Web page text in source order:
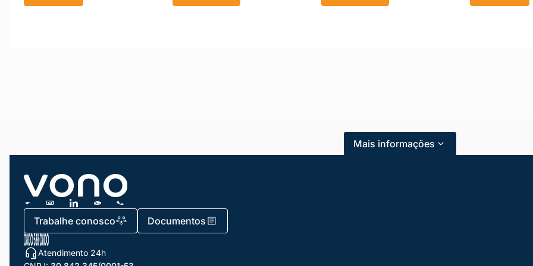
Mais informações
Trabalhe conosco Documentos
Atendimento 24h